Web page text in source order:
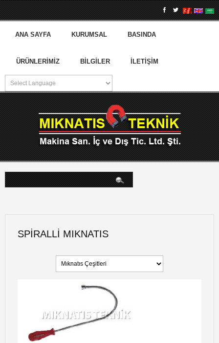
ANA SAYFA KURUMSAL BASINDA
ÜRÜNLERIMIZ BILGILER İLETIŞIM
arama...
SPIRALLI MIKNATIS